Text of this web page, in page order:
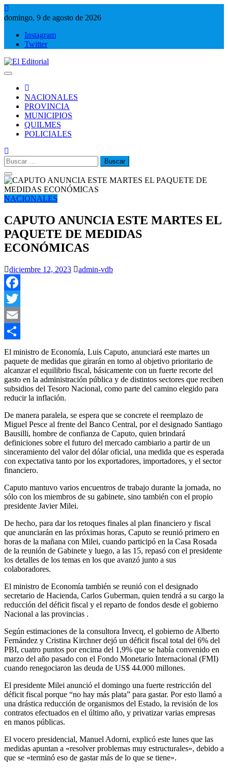
Saltar
al
domingo, 9 de agosto de 2026
Instagram
Twitter
NACIONALES
PROVINCIA
MUNICIPIOS
QUILMES
POLICIALES
Buscar:
NACIONALES
CAPUTO ANUNCIA ESTE MARTES EL
PAQUETE DE MEDIDAS
ECONÓMICAS
diciembre 12, 2023 admin-vdb
Facebook
Twitter
Email
Compartir
El ministro de Economía, Luis Caputo, anunciará este martes un
paquete de medidas que girarán en torno al objetivo prioritario de
alcanzar el equilibrio fiscal, básicamente con un fuerte recorte del
gasto en la administración pública y de distintos sectores que reciben
subsidios del Tesoro Nacional, como parte del camino elegido para
reducir la inflación.
De manera paralela, se espera que se concrete el reemplazo de
Miguel Pesce al frente del Banco Central, por el designado Santiago
Bausilli, hombre de confianza de Caputo, quien brindará
definiciones sobre el futuro del mercado cambiario a partir de un
sinceramiento del valor del dólar oficial, una medida que es esperada
con expectativa tanto por los exportadores, importadores, y el sector
financiero.
Caputo mantuvo varios encuentros de trabajo durante la jornada, no
sólo con los miembros de su gabinete, sino también con el propio
presidente Javier Milei.
De hecho, para dar los retoques finales al plan financiero y fiscal
que anunciarán en las próximas horas, Caputo se reunió primero en
horas de la mañana con Milei, cuando participó en la Casa Rosada
de la reunión de Gabinete y luego, a las 15, repasó con el presidente
los detalles de los temas en los que avanzó junto a sus
colaboradores.
El ministro de Economía también se reunió con el designado
secretario de Hacienda, Carlos Guberman, quien tendrá a su cargo la
reducción del déficit fiscal y el reparto de fondos desde el gobierno
Nacional a las provincias .
Según estimaciones de la consultora Invecq, el gobierno de Alberto
Fernández y Cristina Kirchner dejó un déficit fiscal total del 6% del
PBI, cuatro puntos por encima del 1,9% que se había convenido en
marzo del año pasado con el Fondo Monetario Internacional (FMI)
cuando renegociaron las deuda de US$ 44.000 millones.
El presidente Milei anunció el domingo una fuerte restricción del
déficit fiscal porque “no hay más plata” para gastar. Por esto llamó a
una drástica reducción de organismos del Estado, la revisión de los
contratos efectuados en el último año, y privatizar varias empresas
en manos públicas.
El vocero presidencial, Manuel Adorni, explicó este lunes que las
medidas apuntan a «resolver problemas muy estructurales», debido a
que se «terminó eso de gastar más de lo que se tiene».